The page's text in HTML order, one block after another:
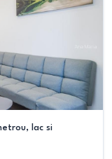
lac si